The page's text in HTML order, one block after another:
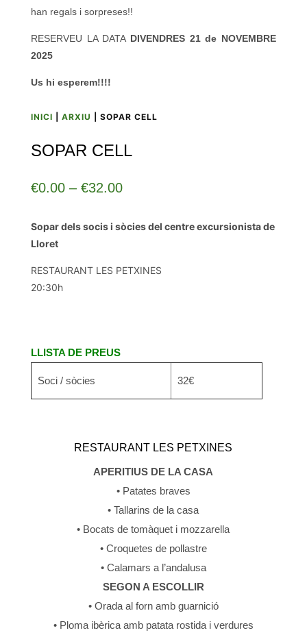
han regals i sorpreses!!
RESERVEU LA DATA DIVENDRES 21 de NOVEMBRE
2025
Us hi esperem!!!!
INICI ARXIU | SOPAR CELL
SOPAR CELL
€0.00 – €32.00Interval
preus:
a
Sopar dels socis i sòcies del centre excursionista de
Lloret
RESTAURANT LES PETXINES
20:30h
LLISTA DE PREUS
Soci / sòcies 32€
RESTAURANT LES PETXINES
APERITIUS DE LA CASA
• Patates braves
• Tallarins de la casa
• Bocats de tomàquet i mozzarella
• Croquetes de pollastre
• Calamars a l’andalusa
SEGON A ESCOLLIR
• Orada al forn amb guarnició
• Ploma ibèrica amb patata rostida i verdures